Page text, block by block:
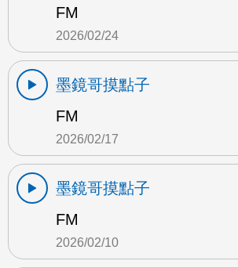
FM
2026/02/24
墨鏡哥摸點子
FM
2026/02/17
墨鏡哥摸點子
FM
2026/02/10